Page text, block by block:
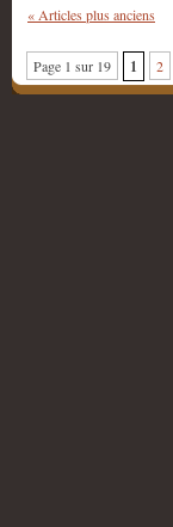
« Articles plus anciens
Page 1 sur 19 1 2